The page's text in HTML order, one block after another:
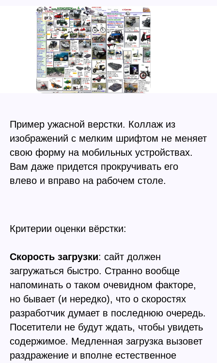
Пример ужасной верстки. Коллаж из
изображений с мелким шрифтом не меняет
свою форму на мобильных устройствах.
Вам даже придется прокручивать его
влево и вправо на рабочем столе.
Критерии оценки вёрстки:
Скорость загрузки: сайт должен
загружаться быстро. Странно вообще
напоминать о таком очевидном факторе,
но бывает (и нередко), что о скоростях
разработчик думает в последнюю очередь.
Посетители не будут ждать, чтобы увидеть
содержимое. Медленная загрузка вызовет
раздражение и вполне естественное